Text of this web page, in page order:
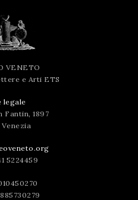
VENETO
e Arti ETS
legale
Fantin, 1897
Venezia
5224459